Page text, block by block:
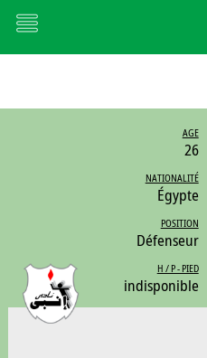
AGE
26
NATIONALITÉ
Égypte
POSITION
Défenseur
H / P - PIED
indisponible